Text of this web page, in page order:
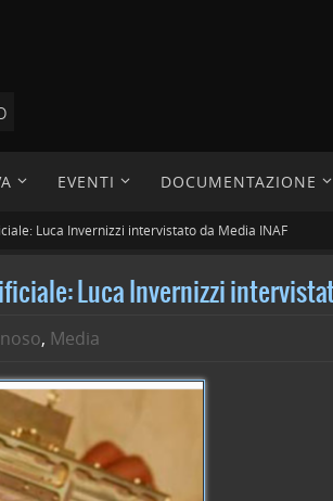
EVENTI DOCUMENTAZIONE
Luca Invernizzi intervistato da Media INAF
Luca Invernizzi
, Media